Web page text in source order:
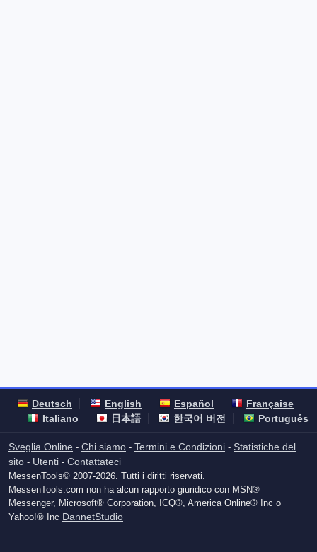
Deutsch English Español
Française
Italiano
日本語 한국어 버전 Português
Sveglia Online - Chi siamo - Termini e Condizioni - Statistiche del
sito - Utenti - Contattateci
MessenTools© 2007-2026. Tutti i diritti riservati.
MessenTools.com non ha alcun rapporto giuridico con MSN®
Messenger, Microsoft® Corporation, ICQ®, America Online® Inc o
Yahoo!® Inc DannetStudio